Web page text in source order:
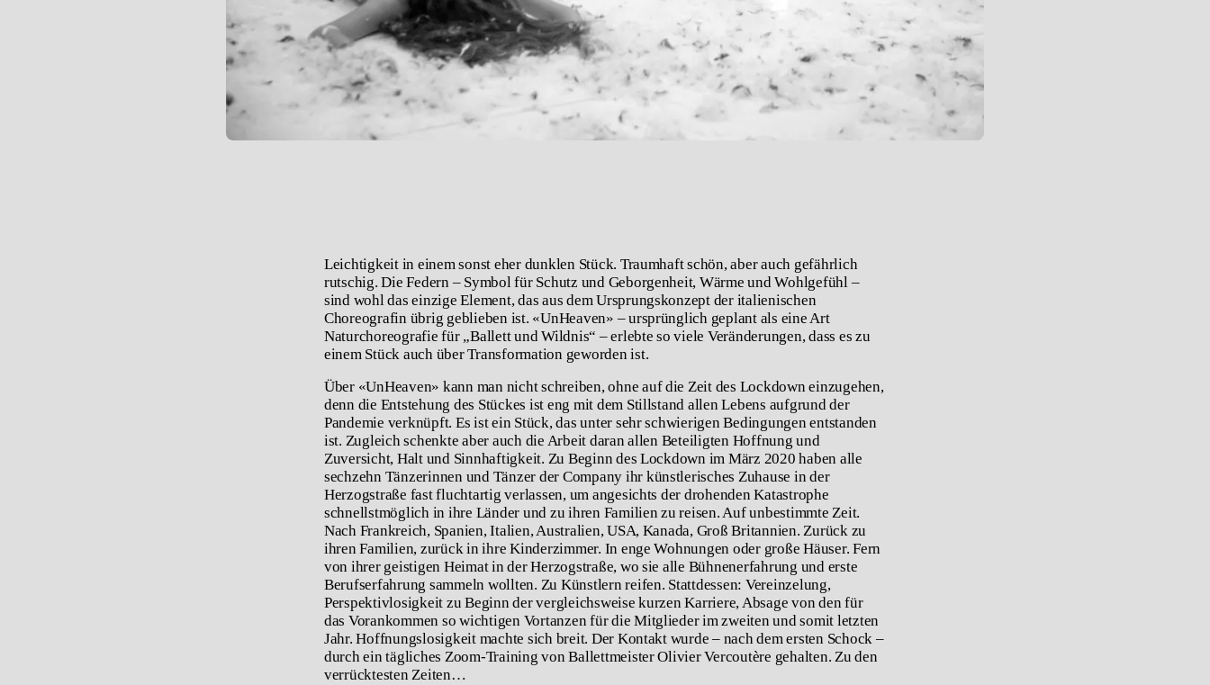
Leichtigkeit in einem sonst eher dunklen Stück. Traumhaft schön, aber auch gefährlich
rutschig. Die Federn – Symbol für Schutz und Geborgenheit, Wärme und Wohlgefühl –
sind wohl das einzige Element, das aus dem Ursprungskonzept der italienischen
Choreografin übrig geblieben ist. «UnHeaven» – ursprünglich geplant als eine Art
Naturchoreografie für „Ballett und Wildnis“ – erlebte so viele Veränderungen, dass es zu
einem Stück auch über Transformation geworden ist.
Über «UnHeaven» kann man nicht schreiben, ohne auf die Zeit des Lockdown einzugehen,
denn die Entstehung des Stückes ist eng mit dem Stillstand allen Lebens aufgrund der
Pandemie verknüpft. Es ist ein Stück, das unter sehr schwierigen Bedingungen entstanden
ist. Zugleich schenkte aber auch die Arbeit daran allen Beteiligten Hoffnung und
Zuversicht, Halt und Sinnhaftigkeit. Zu Beginn des Lockdown im März 2020 haben alle
sechzehn Tänzerinnen und Tänzer der Company ihr künstlerisches Zuhause in der
Herzogstraße fast fluchtartig verlassen, um angesichts der drohenden Katastrophe
schnellstmöglich in ihre Länder und zu ihren Familien zu reisen. Auf unbestimmte Zeit.
Nach Frankreich, Spanien, Italien,Australien, USA, Kanada, Groß Britannien. Zurück zu
ihren Familien, zurück in ihre Kinderzimmer. In enge Wohnungen oder große Häuser. Fern
von ihrer geistigen Heimat in der Herzogstraße, wo sie alle Bühnenerfahrung und erste
Berufserfahrung sammeln wollten. Zu Künstlern reifen. Stattdessen: Vereinzelung,
Perspektivlosigkeit zu Beginn der vergleichsweise kurzen Karriere, Absage von den für
das Vorankommen so wichtigen Vortanzen für die Mitglieder im zweiten und somit letzten
Jahr. Hoffnungslosigkeit machte sich breit. Der Kontakt wurde – nach dem ersten Schock –
durch ein tägliches Zoom-Training von Ballettmeister Olivier Vercoutère gehalten.Zu den
verrücktesten Zeiten…